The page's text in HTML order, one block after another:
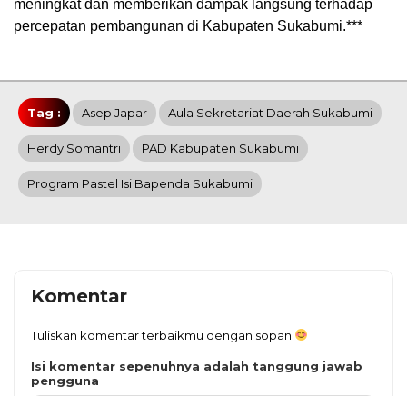
meningkat dan memberikan dampak langsung terhadap
percepatan pembangunan di Kabupaten Sukabumi.***
Tag : Asep Japar Aula Sekretariat Daerah Sukabumi
Herdy Somantri PAD Kabupaten Sukabumi
Program Pastel Isi Bapenda Sukabumi
Komentar
Tuliskan komentar terbaikmu dengan sopan
Isi komentar sepenuhnya adalah tanggung jawab
pengguna